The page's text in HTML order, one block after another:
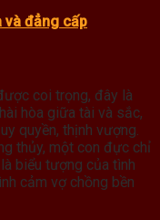
và đẳng cấp
coi trọng, đây là
hòa giữa tài và sắc,
quyền, thịnh vượng.
thủy, một con đực chỉ
biểu tượng của tình
cảm vợ chồng bền